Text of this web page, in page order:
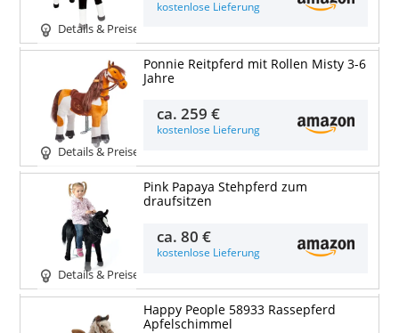
Details & Preise
kostenlose Lieferung
Details & Preise
Ponnie Reitpferd mit Rollen Misty 3-6
Jahre
ca.259 €
kostenlose Lieferung
Details & Preise
Pink Papaya Stehpferd zum
draufsitzen
ca.80 €
kostenlose Lieferung
Happy People 58933 Rassepferd
Apfelschimmel